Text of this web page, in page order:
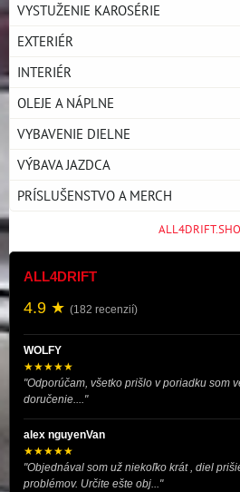
VYSTUŽENIE KAROSÉRIE
EXTERIÉR
INTERIÉR
OLEJE A NÁPLNE
VYBAVENIE DIELNE
VÝBAVA JAZDCA
PRÍSLUŠENSTVO A MERCH
ALL4DRIFT
4.9 ★ (182 recenzií)
WOLFY
★★★★★
"Odporúčam, všetko prišlo v poriadku som
doručenie...."
alex nguyenVan
★★★★★
"Objednával som už niekoľko krát , diel
problémov. Určite ešte obj..."